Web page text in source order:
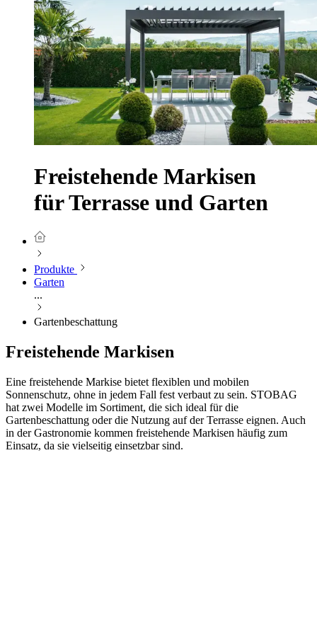
Freistehende Markisen
für Terrasse und Garten
Produkte
Garten
...
Gartenbeschattung
Freistehende Markisen
Eine freistehende Markise bietet flexiblen und mobilen
Sonnenschutz, ohne in jedem Fall fest verbaut zu sein. STOBAG
hat zwei Modelle im Sortiment, die sich ideal für die
Gartenbeschattung oder die Nutzung auf der Terrasse eignen. Auch
in der Gastronomie kommen freistehende Markisen häufig zum
Einsatz, da sie vielseitig einsetzbar sind.